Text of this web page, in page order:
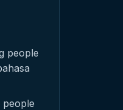
people
people